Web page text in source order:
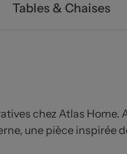
Tables & Chaises
chez Atlas
une pièce inspirée